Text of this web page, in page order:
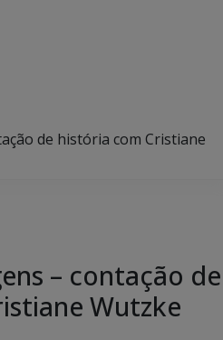
de história com Cristiane
– contação de
Wutzke